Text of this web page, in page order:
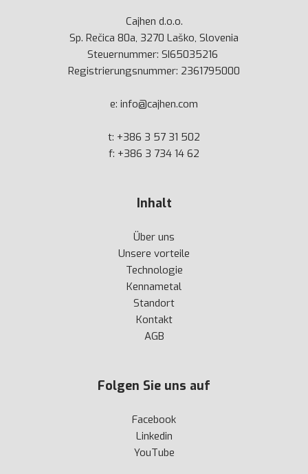
Cajhen d.o.o.
Sp. Rečica 80a, 3270 Laško, Slovenia
Steuernummer: SI65035216
Registrierungsnummer: 2361795000
e: info@cajhen.com
t: +386 3 57 31 502
f: +386 3 734 14 62
Inhalt
Über uns
Unsere vorteile
Technologie
Kennametal
Standort
Kontakt
AGB
Folgen Sie uns auf
Facebook
Linkedin
YouTube